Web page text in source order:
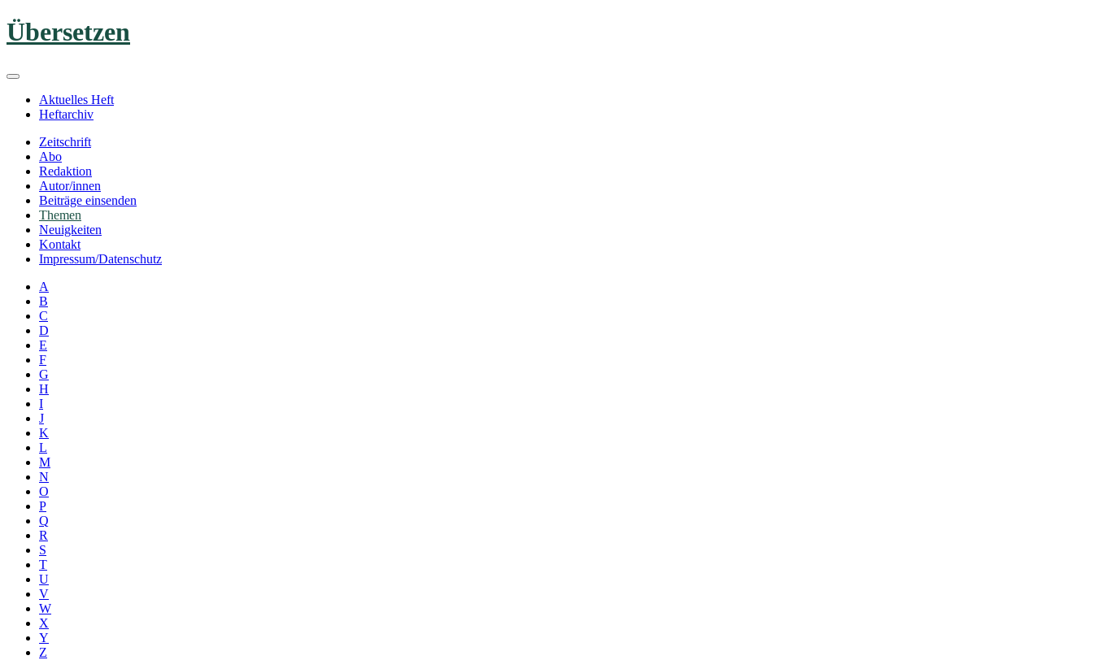
Zum
Inhalt
Übersetzen
Aktuelles Heft
Heftarchiv
Zeitschrift
Abo
Redaktion
Autor/innen
Beiträge einsenden
Themen
Neuigkeiten
Kontakt
Impressum/Datenschutz
A
B
C
D
E
F
G
H
I
J
K
L
M
N
O
P
Q
R
S
T
U
V
W
X
Y
Z